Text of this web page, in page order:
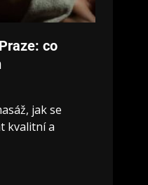
co
jak se
kvalitní a